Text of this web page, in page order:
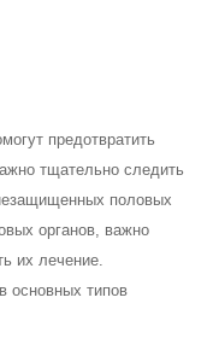
предотвратить
тщательно следить
половых
органов, важно
их лечение.
основных типов